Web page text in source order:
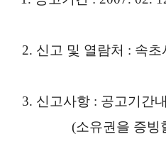
2. 신고 및 열람처 : 속
3. 신고사항 : 공고기간
(소유권을 증빙할